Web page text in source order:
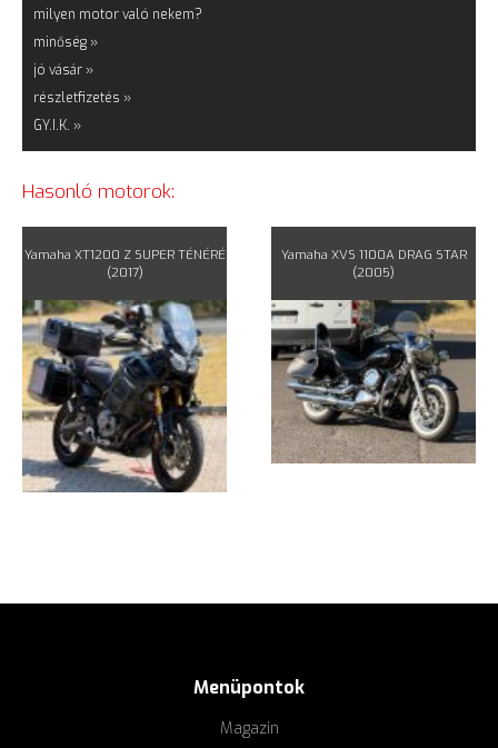
milyen motor való nekem?
minőség »
jó vásár »
részletfizetés »
GY.I.K. »
Hasonló motorok:
Yamaha XT1200 Z SUPER TÉNÉRÉ
(2017)
Yamaha XVS 1100A DRAG STAR
(2005)
Menüpontok
Magazin